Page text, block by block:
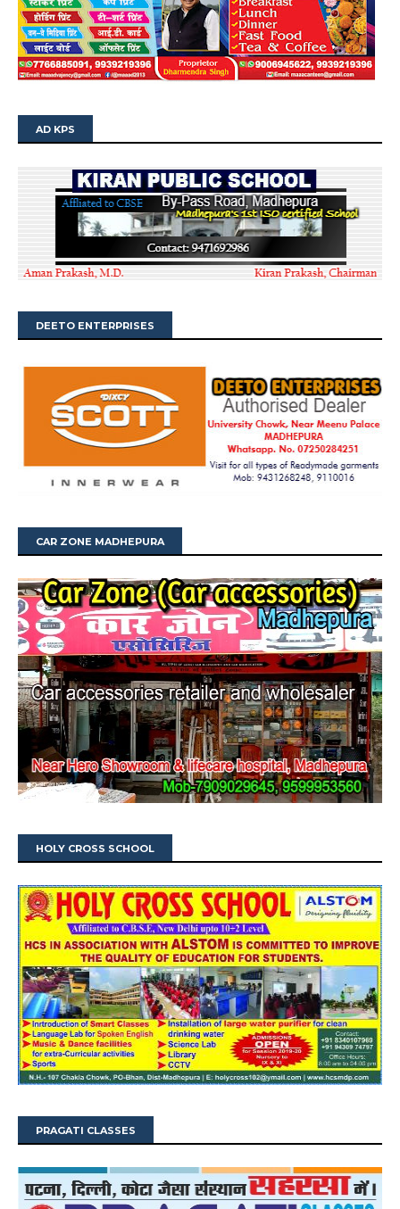
AD KPS
DEETO ENTERPRISES
CAR ZONE MADHEPURA
HOLY CROSS SCHOOL
PRAGATI CLASSES